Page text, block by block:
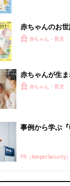
赤ちゃんのお
てのひよこクラ
赤ちゃん・育児
赤ちゃんが生
ひよ」
赤ちゃん・育児
事例から学ぶ『
PR（KeeperSecurity）